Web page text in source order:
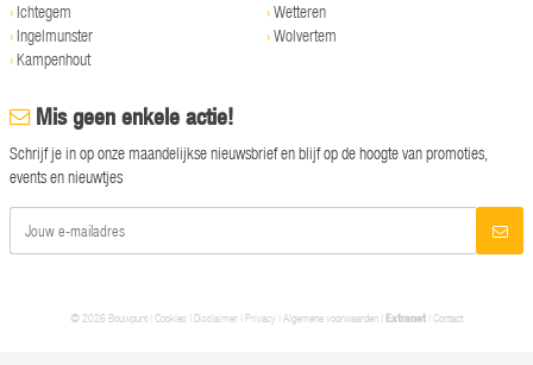
›Ichtegem
›Ingelmunster
›Kampenhout
›Wetteren
›Wolvertem
Mis geen enkele actie!
Schrijf je in op onze maandelijkse nieuwsbrief en blijf op de hoogte van promoties,
events en nieuwtjes
© 2026 Bouwpunt | Cookies Disclaimer Privacy Algemene voorwaarden Extranet Contact